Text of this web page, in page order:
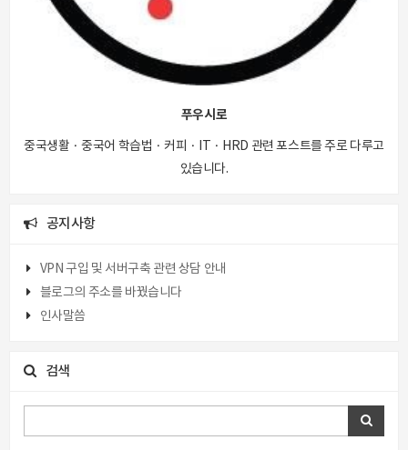
푸우시로
중국생활 · 중국어 학습법 · 커피 · IT · HRD 관련 포스트를 주로 다루고
있습니다.
공지사항
VPN 구입 및 서버구축 관련 상담 안내
블로그의 주소를 바꿨습니다
인사말씀
검색